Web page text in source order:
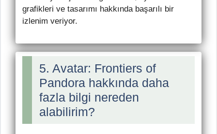
grafikleri ve tasarımı hakkında başarılı bir
izlenim veriyor.
5. Avatar: Frontiers of
Pandora hakkında daha
fazla bilgi nereden
alabilirim?